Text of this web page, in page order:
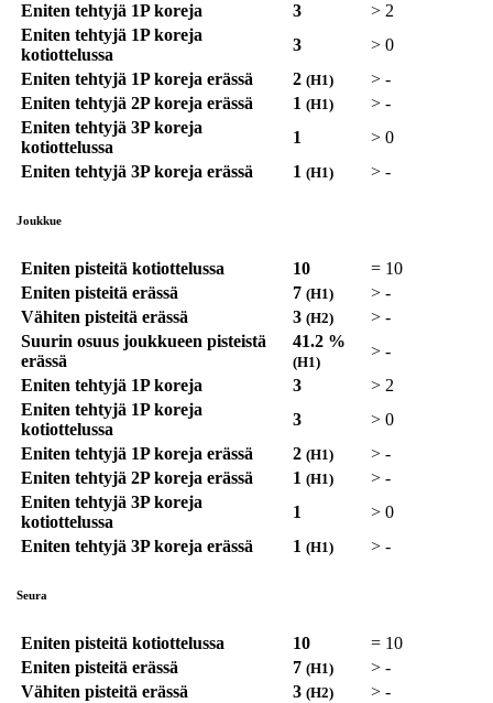
Eniten tehtyjä 1P koreja
3 > 2
Eniten tehtyjä 1P koreja
kotiottelussa
3 > 0
Eniten tehtyjä 1P koreja erässä
2 (H1) > -
Eniten tehtyjä 2P koreja erässä
1 (H1) > -
Eniten tehtyjä 3P koreja
kotiottelussa
1 > 0
Eniten tehtyjä 3P koreja erässä
1 (H1) > -
Joukkue
Eniten pisteitä kotiottelussa 10 = 10
Eniten pisteitä erässä
7 (H1) > -
Vähiten pisteitä erässä
3 (H2) > -
Suurin osuus joukkueen pisteistä
erässä
41.2 %
(H1)
> -
Eniten tehtyjä 1P koreja
3 > 2
Eniten tehtyjä 1P koreja
kotiottelussa
3 > 0
Eniten tehtyjä 1P koreja erässä
2 (H1) > -
Eniten tehtyjä 2P koreja erässä
1 (H1) > -
Eniten tehtyjä 3P koreja
kotiottelussa
1 > 0
Eniten tehtyjä 3P koreja erässä
1 (H1) > -
Seura
Eniten pisteitä kotiottelussa 10 = 10
Eniten pisteitä erässä
7 (H1) > -
Vähiten pisteitä erässä
3 (H2) > -